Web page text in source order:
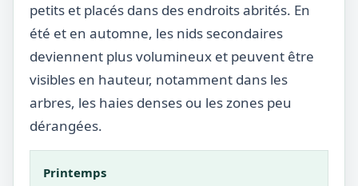
petits et placés dans des endroits abrités. En
été et en automne, les nids secondaires
deviennent plus volumineux et peuvent être
visibles en hauteur, notamment dans les
arbres, les haies denses ou les zones peu
dérangées.
Printemps